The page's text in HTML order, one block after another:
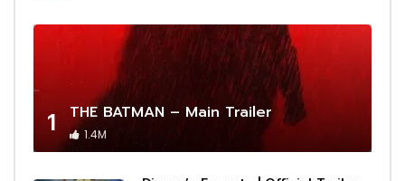
1 THE BATMAN – Main Trailer
1.4M